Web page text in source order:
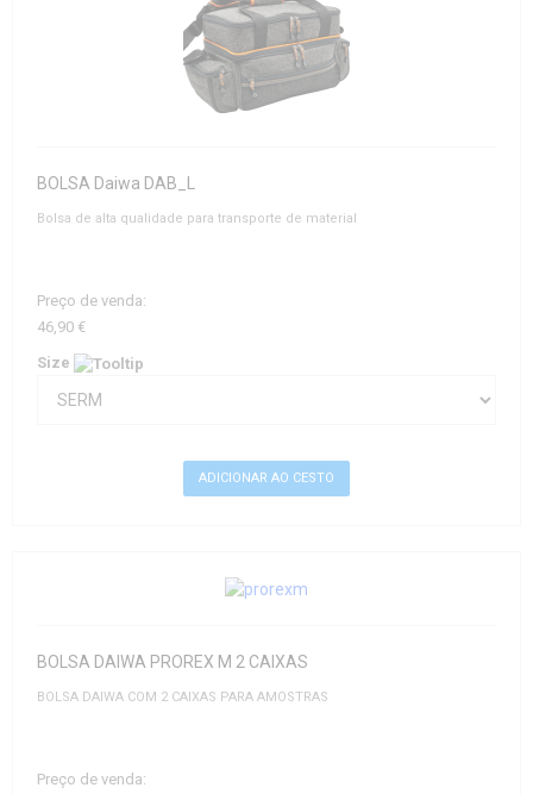
BOLSA Daiwa DAB_L
Bolsa de alta qualidade para transporte de material
Preço de venda:
46,90 €
Size
BOLSA DAIWA PROREX M 2 CAIXAS
BOLSA DAIWA COM 2 CAIXAS PARA AMOSTRAS
Preço de venda: